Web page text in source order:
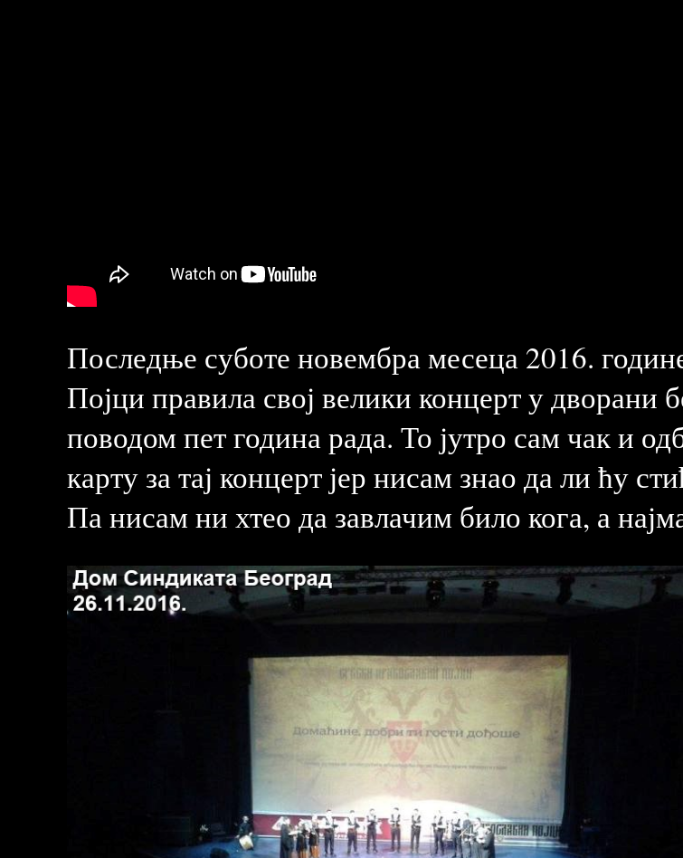
Последње суботе новембра месеца 2016.
Појци правила свој велики концерт у дворани
поводом пет година рада. То јутро сам чак и
карту за тај концерт јер нисам знао да ли ћу
Па нисам ни хтео да завлачим било кога, а